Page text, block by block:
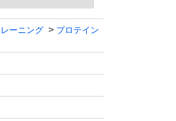
プフルーツ風味 800g
ーニング
プロテイン